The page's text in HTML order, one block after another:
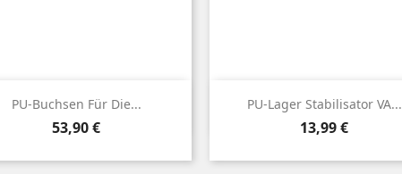
PU-Buchsen Für Die...
Preis
53,90 €
 Vorschau PU-Lager Stabilisator VA...
Preis
13,99 €
 Vorschau